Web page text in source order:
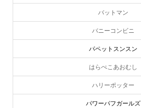
バットマン
バニーコンビニ
パペットスンスン
はらぺこあおむし
ハリーポッター
パワーパフガールズ